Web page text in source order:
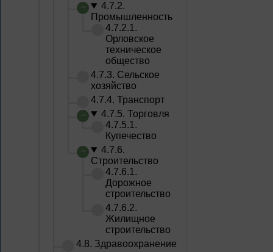
4.7.2.
Промышленность
4.7.2.1.
Орловское
техническое
общество
4.7.3. Сельское
хозяйство
4.7.4. Транспорт
4.7.5. Торговля
4.7.5.1.
Купечество
4.7.6.
Строительство
4.7.6.1.
Дорожное
строительство
4.7.6.2.
Жилищное
строительство
4.8. Здравоохранение